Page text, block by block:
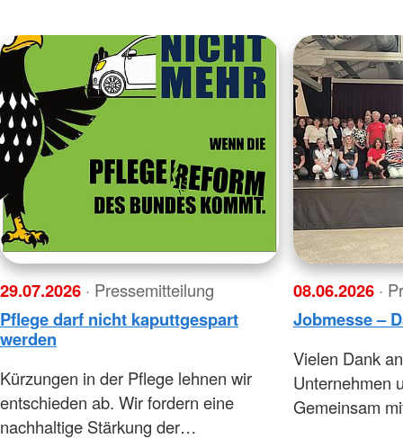
29.07.2026 · Pressemitteilung
Pflege darf nicht kaputtgespart
werden
Kürzungen in der Pflege lehnen wir
entschieden ab. Wir fordern eine
nachhaltige Stärkung der…
08.06.2026 ·
Jobmesse –
Vielen Dank
Unternehmen
Gemeinsam